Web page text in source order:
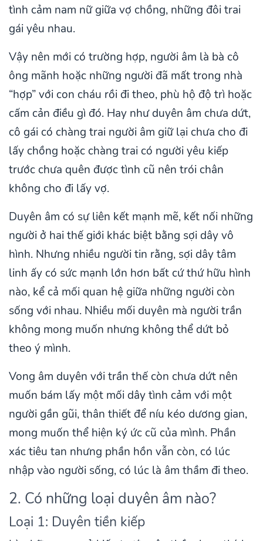
tình cảm nam nữ giữa vợ chồng, những đôi trai
gái yêu nhau.
Vậy nên mới có trường hợp, người âm là bà cô
ông mãnh hoặc những người đã mất trong nhà
“hợp” với con cháu rồi đi theo, phù hộ độ trì hoặc
cấm cản điều gì đó. Hay như duyên âm chưa dứt,
cô gái có chàng trai người âm giữ lại chưa cho đi
lấy chồng hoặc chàng trai có người yêu kiếp
trước chưa quên được tình cũ nên trói chân
không cho đi lấy vợ.
Duyên âm có sự liên kết mạnh mẽ, kết nối những
người ở hai thế giới khác biệt bằng sợi dây vô
hình. Nhưng nhiều người tin rằng, sợi dây tâm
linh ấy có sức mạnh lớn hơn bất cứ thứ hữu hình
nào, kể cả mối quan hệ giữa những người còn
sống với nhau. Nhiều mối duyên mà người trần
không mong muốn nhưng không thể dứt bỏ
theo ý mình.
Vong âm duyên với trần thế còn chưa dứt nên
muốn bám lấy một mối dây tình cảm với một
người gần gũi, thân thiết để níu kéo dương gian,
mong muốn thể hiện ký ức cũ của mình. Phần
xác tiêu tan nhưng phần hồn vẫn còn, có lúc
nhập vào người sống, có lúc là âm thầm đi theo.
2. Có những loại duyên âm nào?
Loại 1: Duyên tiền kiếp